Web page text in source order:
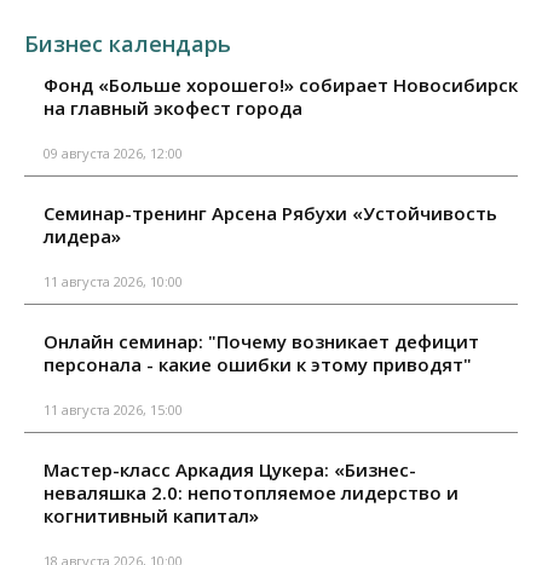
Бизнес календарь
Фонд «Больше хорошего!» собирает Новосибирск
на главный экофест города
09 августа 2026, 12:00
Семинар-тренинг Арсена Рябухи «Устойчивость
лидера»
11 августа 2026, 10:00
Онлайн семинар: "Почему возникает дефицит
персонала - какие ошибки к этому приводят"
11 августа 2026, 15:00
Мастер-класс Аркадия Цукера: «Бизнес-
неваляшка 2.0: непотопляемое лидерство и
когнитивный капитал»
18 августа 2026, 10:00